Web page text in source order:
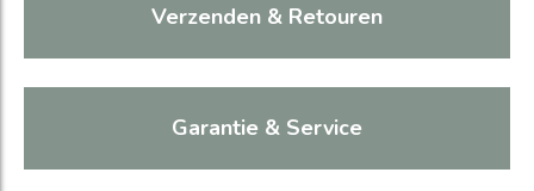
Verzenden & Retouren
Garantie & Service